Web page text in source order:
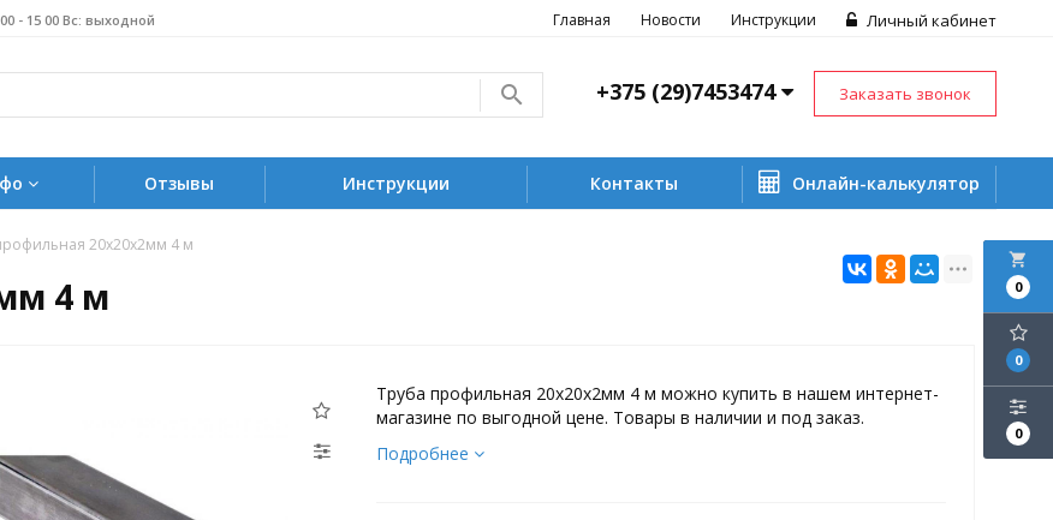
- 15 00 Вс: выходной Личный кабинет
Главная Новости Инструкции
+375 (29)7453474 Заказать звонок
Отзывы Инструкции Контакты Онлайн-калькулятор
20х20х2мм 4 м
4 м
local_grocery_store
0
0
0
Труба профильная 20х20х2мм 4 м можно купить в нашем интернет-
магазине по выгодной цене. Товары в наличии и под заказ.
Подробнее